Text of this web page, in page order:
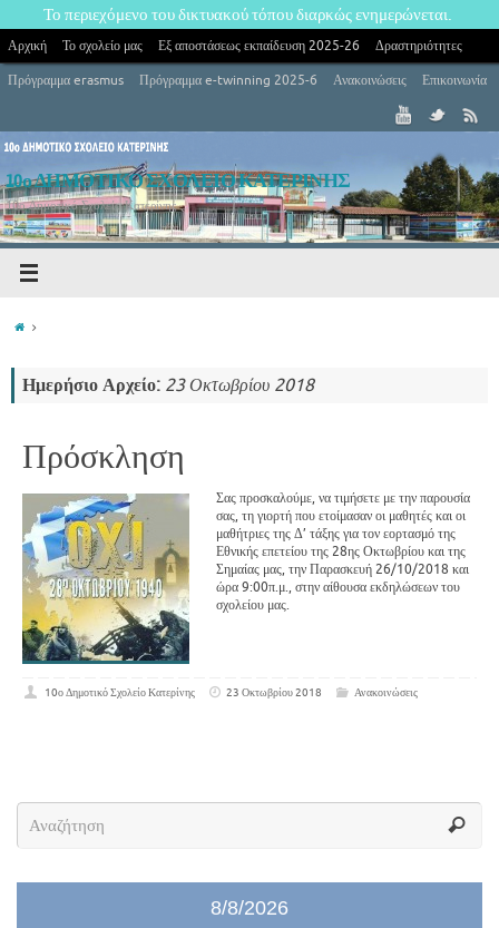
Το περιεχόμενο του δικτυακού τόπου διαρκώς ενημερώνεται.
Αρχική Το σχολείο μας Εξ αποστάσεως εκπαίδευση 2025-26
Δραστηριότητες
Πρόγραμμα erasmus
Πρόγραμμα e-twinning 2025-6 Ανακοινώσεις Επικοινωνία
10ο ΔΗΜΟΤΙΚΟ ΣΧΟΛΕΙΟ ΚΑΤΕΡΙΝΗΣ
10ο Δημοτικό Σχολείο Κατερίνης
Ημερήσιο Αρχείο: 23 Οκτωβρίου 2018
Πρόσκληση
Σας προσκαλούμε, να τιμήσετε με την παρουσία
σας, τη γιορτή που ετοίμασαν οι μαθητές και οι
μαθήτριες της Δ’ τάξης για τον εορτασμό της
Εθνικής επετείου της 28ης Οκτωβρίου και της
Σημαίας μας, την Παρασκευή 26/10/2018 και
ώρα 9:00π.μ., στην αίθουσα εκδηλώσεων του
σχολείου μας.
10ο Δημοτικό Σχολείο Κατερίνης 23 Οκτωβρίου 2018 Ανακοινώσεις
8/8/2026